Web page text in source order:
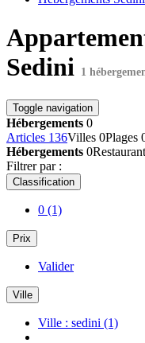
Sedini 1
Toggle navigation
Hébergements 0
Articles 136Villes 0Plages
Hébergements 0
Filtrer par :
Classification
0 (1)
Prix
Valider
Ville
Ville : sedini (1)